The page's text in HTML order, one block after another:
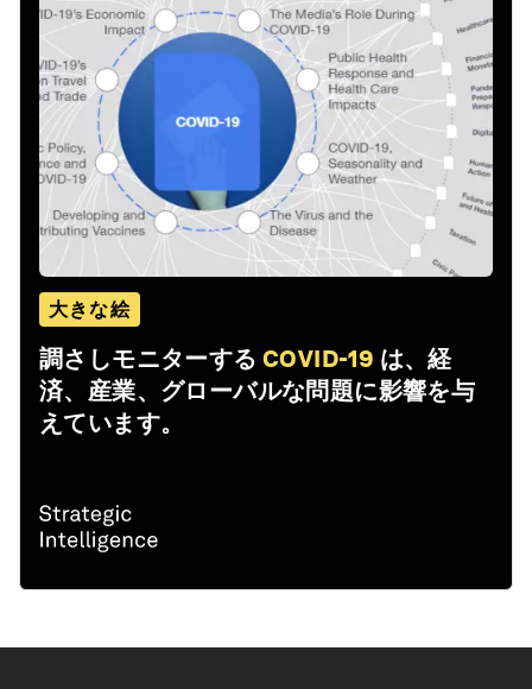
大きな絵
調さしモニターする COVID-19 は、経
済、産業、グローバルな問題に影響を与
えています。